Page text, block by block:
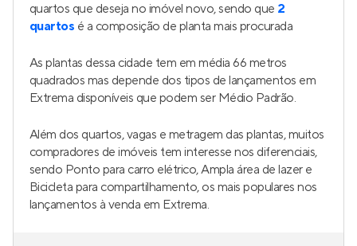
quartos que deseja no imóvel novo, sendo que 2
quartos é a composição de planta mais procurada
As plantas dessa cidade tem em média 66 metros
quadrados mas depende dos tipos de lançamentos em
Extrema disponíveis que podem ser Médio Padrão.
Além dos quartos, vagas e metragem das plantas, muitos
compradores de imóveis tem interesse nos diferenciais,
sendo Ponto para carro elétrico, Ampla área de lazer e
Bicicleta para compartilhamento, os mais populares nos
lançamentos à venda em Extrema.